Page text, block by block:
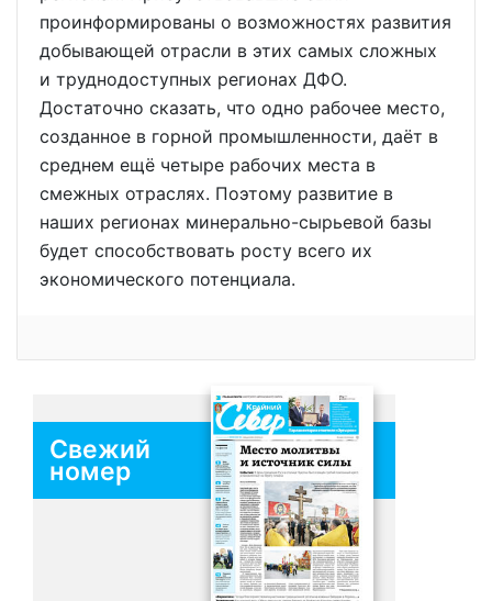
проинформированы о возможностях развития
добывающей отрасли в этих самых сложных
и труднодоступных регионах ДФО.
Достаточно сказать, что одно рабочее место,
созданное в горной промышленности, даёт в
среднем ещё четыре рабочих места в
смежных отраслях. Поэтому развитие в
наших регионах минерально-сырьевой базы
будет способствовать росту всего их
экономического потенциала.
Свежий
номер